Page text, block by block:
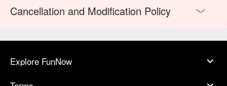
Cancellation and Modification Policy
Explore FunNow